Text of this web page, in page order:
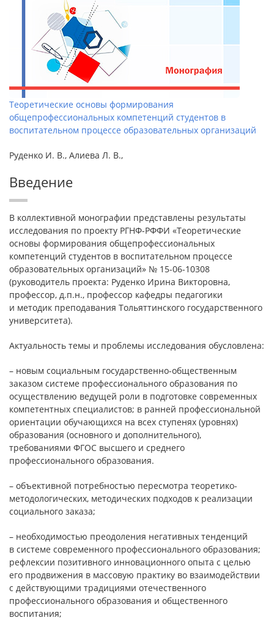
Теоретические основы формирования
общепрофессиональных компетенций студентов в
воспитательном процессе образовательных организаций
Руденко И. В., Алиева Л. В.,
Введение
В коллективной монографии представлены результаты
исследования по проекту РГНФ-РФФИ «Теоретические
основы формирования общепрофессиональных
компетенций студентов в воспитательном процессе
образовательных организаций» № 15-06-10308
(руководитель проекта: Руденко Ирина Викторовна,
профессор, д.п.н., профессор кафедры педагогики
и методик преподавания Тольяттинского государственного
университета).
Актуальность темы и проблемы исследования обусловлена:
– новым социальным государственно-общественным
заказом системе профессионального образования по
осуществлению ведущей роли в подготовке современных
компетентных специалистов; в ранней профессиональной
ориентации обучающихся на всех ступенях (уровнях)
образования (основного и дополнительного),
требованиями ФГОС высшего и среднего
профессионального образования.
– объективной потребностью пересмотра теоретико-
методологических, методических подходов к реализации
социального заказа;
– необходимостью преодоления негативных тенденций
в системе современного профессионального образования;
рефлексии позитивного инновационного опыта с целью
его продвижения в массовую практику во взаимодействии
с действующими традициями отечественного
профессионального образования и общественного
воспитания;